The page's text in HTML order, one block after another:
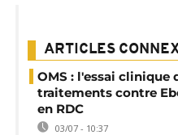
ARTICLES
OMS : l'essai clinique
traitements contre
en RDC
03/07 - 10:37